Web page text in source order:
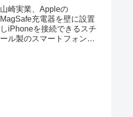
タを利用することでデュア
ルディスプレイ以上の出力
が可能に。
山崎実業、Appleの
MagSafe充電器を壁に設置
しiPhoneを接続できるスチ
ール製のスマートフォンホ